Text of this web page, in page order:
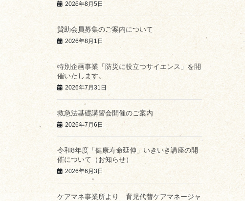
2026年8月5日
賛助会員募集のご案内について
2026年8月1日
特別企画事業「防災に役立つサイエンス」を開
催いたします。
2026年7月31日
救急法基礎講習会開催のご案内
2026年7月6日
令和8年度「健康寿命延伸」いきいき講座の開
催について（お知らせ）
2026年6月3日
ケアマネ事業所より 育児代替ケアマネージャ